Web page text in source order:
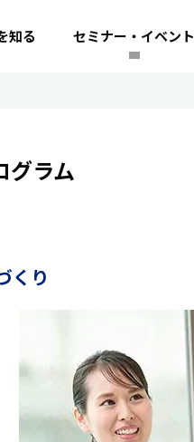
知る セミナー・イベント
グラム
くり